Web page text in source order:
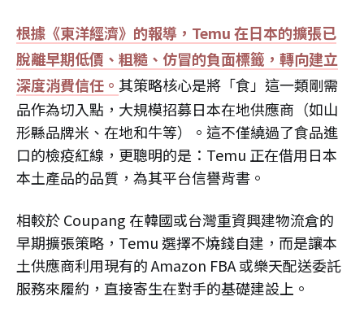
根據《東洋經濟》的報導，Temu 在日本的擴張已
脫離早期低價、粗糙、仿冒的負面標籤，轉向建立
深度消費信任。 其策略核心是將「食」這一類剛需
品作為切入點，大規模招募日本在地供應商（如山
形縣品牌米、在地和牛等）。這不僅繞過了食品進
口的檢疫紅線，更聰明的是：Temu 正在借用日本
本土產品的品質，為其平台信譽背書。
相較於 Coupang 在韓國或台灣重資興建物流倉的
早期擴張策略，Temu 選擇不燒錢自建，而是讓本
土供應商利用現有的 Amazon FBA 或樂天配送委託
服務來履約，直接寄生在對手的基礎建設上。